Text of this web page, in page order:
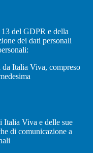
13 del GDPR e della
dei dati personali
da Italia Viva, compreso
Italia Viva e delle sue
di comunicazione a